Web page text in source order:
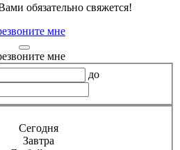
обязательно свяжется!
мне
мне
до
Сегодня
Завтра